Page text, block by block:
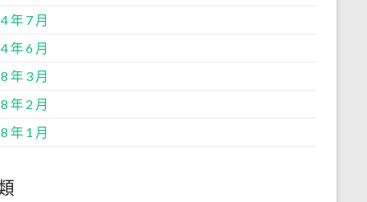
年 7 月
年 6 月
年 3 月
年 2 月
年 1 月